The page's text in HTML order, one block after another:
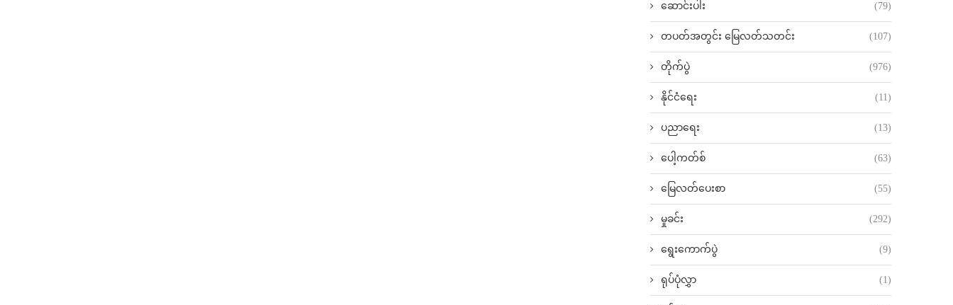
ဆောင်းပါး (79)
တပတ်အတွင်း မြေလတ်သတင်း (107)
တိုက်ပွဲ (976)
နိုင်ငံရေး (11)
ပညာရေး (13)
ပေါ့ကတ်စ် (63)
မြေလတ်ပေးစာ (55)
မှုခင်း (292)
ရွေးကောက်ပွဲ (9)
ရုပ်ပုံလွှာ (1)